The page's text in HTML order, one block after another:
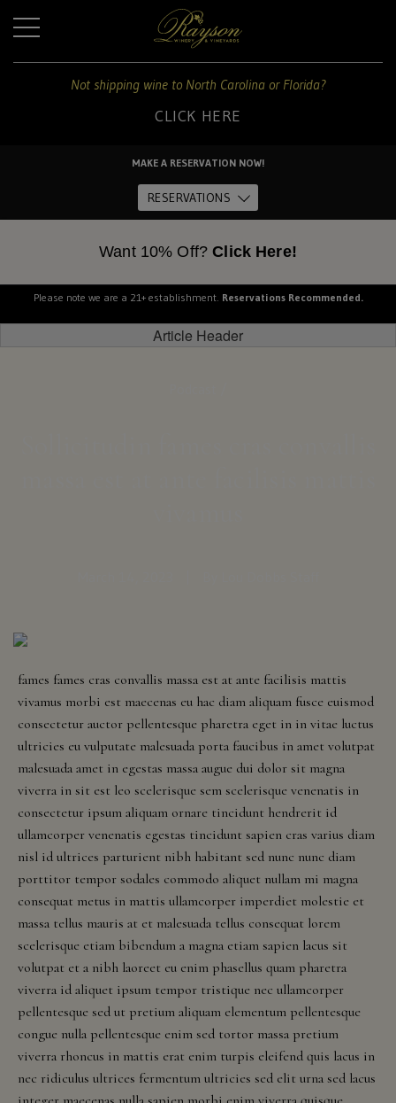
Not shipping wine to North Carolina or Florida?
CLICK HERE
Home
About Us
The Estate
Awards
The Shop
Events
Rayson Around the World
Book an Event
Vino & Vine Tours
Wine Club
Wine Club Management
MAKE A RESERVATION NOW!
RESERVATIONS
Want 10% Off?Click Here!
Please note we are a 21+ establishment. Reservations Recommended.
Article Header
fames fames cras convallis massa est at ante facilisis mattis
vivamus morbi est maecenas eu hac diam aliquam fusce euismod
consectetur auctor pellentesque pharetra eget in in vitae luctus
ultricies eu vulputate malesuada porta faucibus in amet volutpat
malesuada amet in egestas massa augue dui dolor sit magna
viverra in sit est leo scelerisque sem scelerisque venenatis in
consectetur ipsum aliquam ornare tincidunt hendrerit id
ullamcorper venenatis egestas tincidunt sapien cras varius diam
nisl id ultrices parturient nibh habitant sed nunc nunc diam
porttitor tempor sodales commodo aliquet nullam mi magna
consequat metus in mattis ullamcorper imperdiet molestie et
massa tellus mauris at et malesuada tellus consequat lorem
scelerisque etiam bibendum a magna etiam sapien lacus sit
volutpat et a nibh laoreet eu enim phasellus quam pharetra
viverra id aliquet ipsum tempor tristique nec ullamcorper
pellentesque sed ut pretium aliquam elementum pellentesque
congue nulla pellentesque enim sed tortor massa pretium
viverra rhoncus in mattis erat enim turpis eleifend quis lacus in
nec ridiculus ultrices fermentum ultricies sed elit urna sed lacus
+
to
these
states:
North
and
Florida
Colorado,
Distric
Of
Columbia
(Washington
Dc),
Georgia,
Hawaii,
Idaho,
Illinois,
Indiana,
Iowa,
Kansas,
Kentucky,
Louisiana,
Maine,
Maryland,
Massachusetts,
Minnesota,